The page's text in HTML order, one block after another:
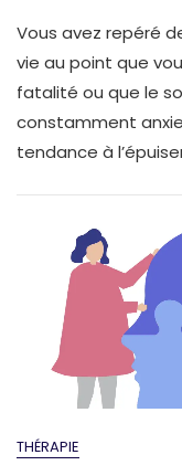
Vous avez repéré
vie au point que
fatalité ou que le
constamment
tendance à
THÉRAPIE